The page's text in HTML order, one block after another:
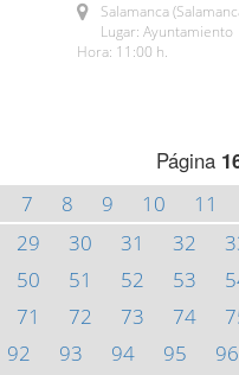
Salamanca
Lugar: Ayuntamiento
Hora: 11:00 h.
Página
7 8 9 10 11
29 30 31 32
50 51 52 53
71 72 73 74
92 93 94 95 96